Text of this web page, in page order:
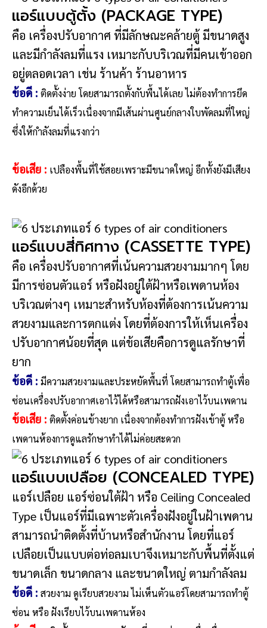
แอร์แบบตู้ตั้ง (PACKAGE TYPE)
คือ เครื่องปรับอากาศ ที่มีลักษณะคล้ายตู้ มีขนาดสูง
และมีกำลังลมที่แรง เหมาะกับบริเวณที่มีคนเข้าออก
อยู่ตลอดเวลา เช่น ร้านค้า ร้านอาหาร
ข้อดี : ติดตั้งง่าย โดยสามารถตั้งกับพื้นได้เลย ไม่ต้องทำการยึด
ทำความเย็นได้เร็วเนื่องจากมีเส้นผ่านศูนย์กลางใบพัดลมที่ใหญ่
ซึ่งให้กำลังลมที่แรงกว่า
ข้อเสีย : เปลืองพื้นที่ใช้สอยเพราะมีขนาดใหญ่ อีกทั้งยังมีเสียง
ดังอีกด้วย
แอร์แบบสี่ทิศทาง (CASSETTE TYPE)
คือ เครื่องปรับอากาศที่เน้นความสวยงามมากๆ โดย
มีการซ่อนตัวแอร์ หรือฝังอยู่ใต้ฝ้าหรือเพดานห้อง
บริเวณต่างๆ เหมาะสำหรับห้องที่ต้องการเน้นความ
สวยงามและการตกแต่ง โดยที่ต้องการให้เห็นเครื่อง
ปรับอากาศน้อยที่สุด แต่ข้อเสียคือการดูแลรักษาที่
ยาก
ข้อดี : มีความสวยงามและประหยัดพื้นที่ โดยสามารถทำตู้เพื่อ
ซ่อนเครื่องปรับอากาศเอาไว้ได้หรือสามารถฝังเอาไว้บนเพดาน
ข้อเสีย : ติดตั้งค่อนข้างยาก เนื่องจากต้องทำการฝังเข้าตู้ หรือ
เพดานห้องการดูแลรักษาทำได้ไม่ค่อยสะดวก
แอร์แบบเปลือย (CONCEALED TYPE)
แอร์เปลือย แอร์ซ่อนใต้ฝ้า หรือ Ceiling Concealed
Type เป็นแอร์ที่มีเฉพาะตัวเครื่องฝังอยู่ในฝ้าเพดาน
สามารถนำติดตั้งที่บ้านหรือสำนักงาน โดยที่แอร์
เปลือยเป็นแบบต่อท่อลมเบาจึงเหมาะกับพื้นที่ตั้งแต่
ขนาดเล็ก ขนาดกลาง และขนาดใหญ่ ตามกำลังลม
ข้อดี : สวยงาม ดูเรียบสวยงาม ไม่เห็นตัวแอร์โดยสามารถทำตู้
ซ่อน หรือ ฝังเรียบไว้บนเพดานห้อง